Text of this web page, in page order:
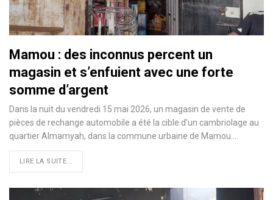
Mamou : des inconnus percent un
magasin et s’enfuient avec une forte
somme d’argent
Dans la nuit du vendredi 15 mai 2026, un magasin de vente de
pièces de rechange automobile a été la cible d’un cambriolage au
quartier Almamyah, dans la commune urbaine de Mamou.…
LIRE LA SUITE...